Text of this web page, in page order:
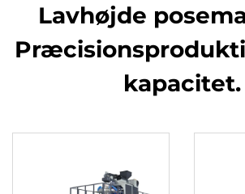
Lavhøjde
kapacitet.